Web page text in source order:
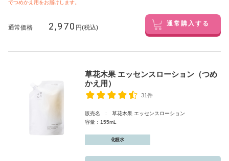
でつめかえ用をお届けします。
通常価格 2,970 円(税込) 通常購入する
草花木果 エッセンスローション（つめ
かえ用）
31件
販売名 : 草花木果 エッセンスローション
容量：155mL
化粧水